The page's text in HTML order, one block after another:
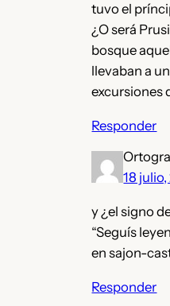
tuvo el
¿O será
bosque
llevaban a
excursiones
Responder
18
y ¿el signo
“Seguí­s
en sajon-
Responder